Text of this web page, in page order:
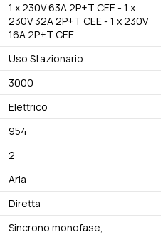
1 x 230V 63A 2P+T CEE - 1 x
230V 32A 2P+T CEE - 1 x 230V
16A 2P+T CEE
Uso Stazionario
3000
Elettrico
954
2
Aria
Diretta
Sincrono monofase,